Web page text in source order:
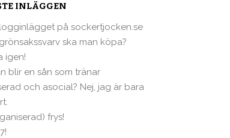
INLÄGGEN
på sockertjocken.se
ska man köpa?
igen!
blir en sån som tränar
och asocial? Nej, jag är bara
frys!